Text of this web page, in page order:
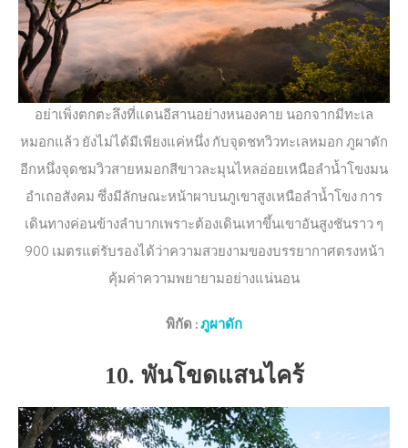
อย่าเพิ่งตกตะลึงที่แดนอีสานอย่างหนองคาย นอกจากมีทะเล
หมอกแล้ว ยังไม่ได้มีเพียงแค่หนึ่ง กับจุดชทวิวทะเลหมอก ภูผาดัก
อีกหนึ่งจุดชมวิวสายหมอกสีขาวละมุนไหลอ่อยเหนือลำน้ำโขงมน
อำเถอสังคม ซึ่งมีลักษณะหน้าผาบนภูเขาสูงเหนือลำน้ำโขง การ
เดินทางค่อนข้างลำบากเพราะต้องเดินเทาขึ้นเขาอันสูงชันราว ๆ
900 เมตรแต่รับรองได้ว่าความสวยงามของบรรยากาศตรงหน้า
คุ้มค่าความพยายามอย่างแน่นอน
พิกัด :ภูผาดัก
10. พันโขดแสนไคร้